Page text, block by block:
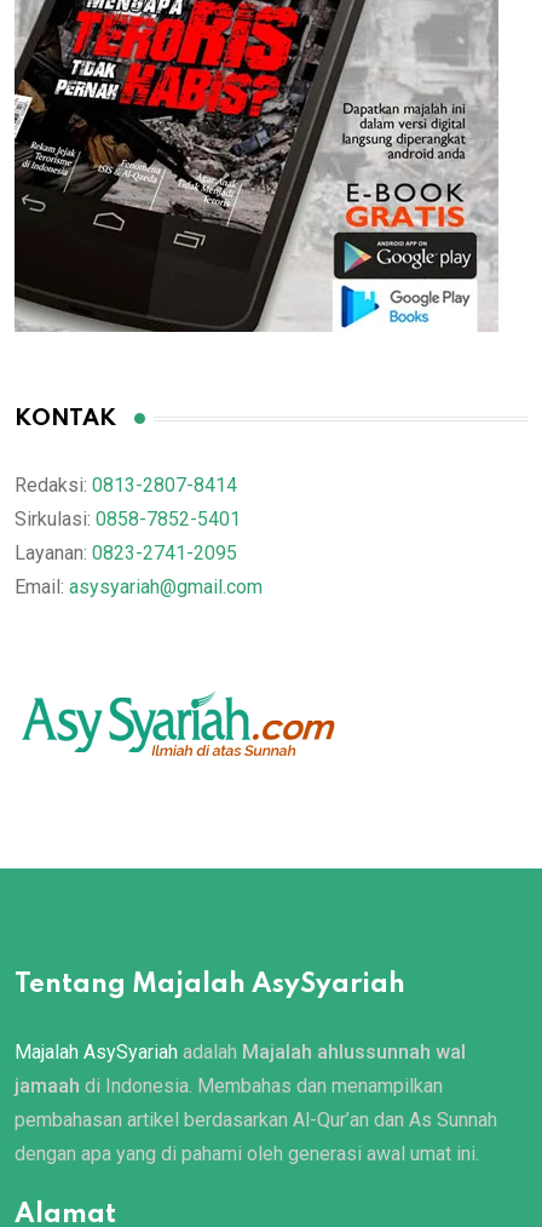
KONTAK
Redaksi: 0813-2807-8414
Sirkulasi: 0858-7852-5401
Layanan: 0823-2741-2095
Email: asysyariah@gmail.com
Tentang Majalah AsySyariah
Majalah AsySyariah adalah Majalah ahlussunnah wal
jamaah di Indonesia. Membahas dan menampilkan
pembahasan artikel berdasarkan Al-Qur’an dan As Sunnah
dengan apa yang di pahami oleh generasi awal umat ini.
Alamat